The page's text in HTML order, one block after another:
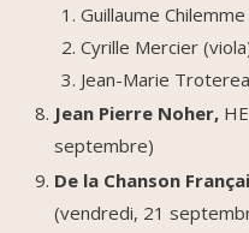
Guillaume
Cyrille Mercier
Jean-Marie
Jean Pierre Noher,
septembre)
De la Chanson
(vendredi, 21